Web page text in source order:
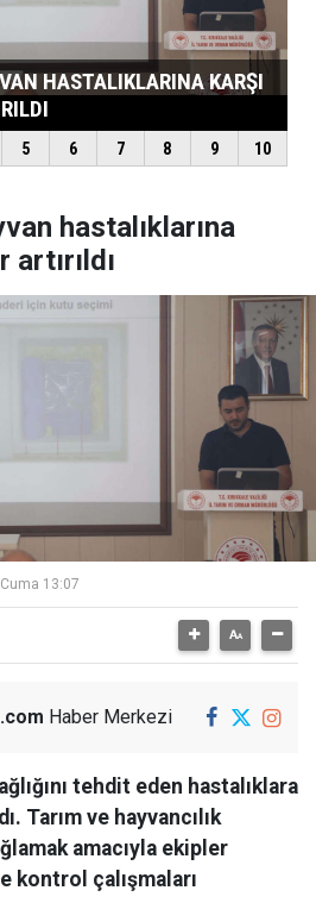
hastalıklarına
artırıldı
13:07
Haber Merkezi
tehdit eden hastalıklara
Tarım ve hayvancılık
amacıyla ekipler
kontrol çalışmaları